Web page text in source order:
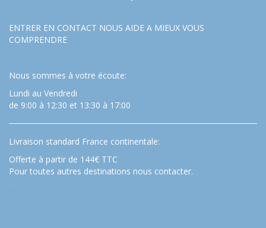
ENTRER EN CONTACT NOUS AIDE A MIEUX VOUS
COMPRENDRE
Nous sommes à votre écoute:
Lundi au Vendredi
de 9:00 à 12:30 et 13:30 à 17:00
Livraison standard France continentale:
Offerte à partir de 144€ TTC
Pour toutes autres destinations nous contacter.
…